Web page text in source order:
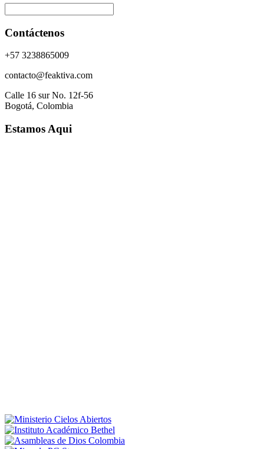
Contáctenos
+57 3238865009
contacto@feaktiva.com
Calle 16 sur No. 12f-56
Bogotá, Colombia
Estamos Aqui